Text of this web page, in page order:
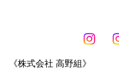
《株式会社 高野組》